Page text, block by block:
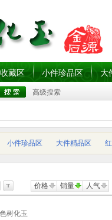
藏区 小件珍品区 大
高级搜索
小件珍品区 大件精品区
价格 销量 人气
树化玉